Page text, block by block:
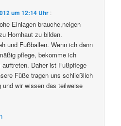
um 12:14 Uhr :
Einlagen brauche,neigen
Hornhaut zu bilden.
und Fußballen. Wenn ich dann
pflege, bekomme ich
Daher ist Fußpflege
Füße tragen uns schließlich
und wir wissen das teilweise